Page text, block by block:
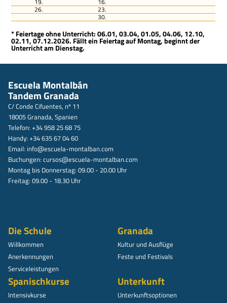
26. 23.
30.
* Feiertage ohne Unterricht: 06.01, 03.04, 01.05, 04.06, 12.10,
02.11, 07.12.2026. Fällt ein Feiertag auf Montag, beginnt der
Unterricht am Dienstag.
Escuela Montalbán
Tandem Granada
C/ Conde Cifuentes, nº 11
18005 Granada, Spanien
Telefon: +34 958 25 68 75
Handy: +34 635 67 04 60
Email: info@escuela-montalban.com
Buchungen: cursos@escuela-montalban.com
Montag bis Donnerstag: 09.00 - 20.00 Uhr
Freitag: 09.00 - 18.30 Uhr
Die Schule
Willkommen
Anerkennungen
Serviceleistungen
Granada
Kultur und Ausflüge
Feste und Festivals
Spanischkurse
Intensivkurse
Unterkunft
Unterkunftsoptionen